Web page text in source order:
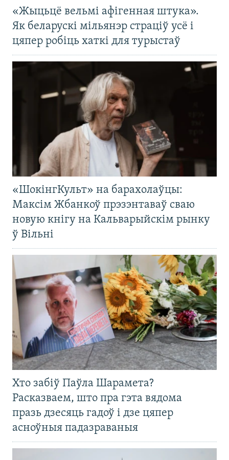
«Жыцьцё вельмі афігенная штука».
Як беларускі мільянэр страціў усё і
цяпер робіць хаткі для турыстаў
«ШокінгКульт» на барахолаўцы:
Максім Жбанкоў прэзэнтаваў сваю
новую кнігу на Кальварыйскім рынку
ў Вільні
Хто забіў Паўла Шарамета?
Расказваем, што пра гэта вядома
празь дзесяць гадоў і дзе цяпер
асноўныя падазраваныя